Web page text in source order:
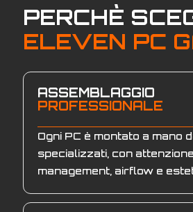
PERCHÈ
ELEVEN PC
ASSEMBLAGGIO
PROFESSIONALE
Ogni PC è montato a mano
specializzati, con
management, airflow e